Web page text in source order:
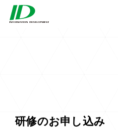
研修のお申し込み